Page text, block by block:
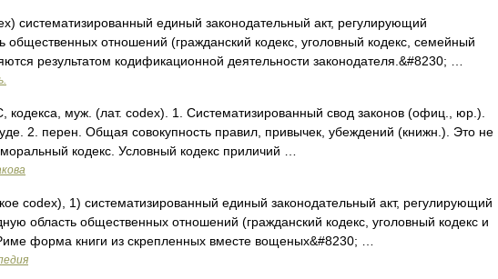
систематизированный единый законодательный акт, регулирующий
общественных отношений (гражданский кодекс, уголовный кодекс, семейный
результатом кодификационной деятельности законодателя.&#8230; …
муж. (лат. codex). 1. Систематизированный свод законов (офиц., юр.).
2. перен. Общая совокупность правил, привычек, убеждений (книжн.). Это не
кодекс. Условный кодекс приличий …
codex), 1) систематизированный единый законодательный акт, регулирующий
область общественных отношений (гражданский кодекс, уголовный кодекс и
форма книги из скрепленных вместе вощеных&#8230; …